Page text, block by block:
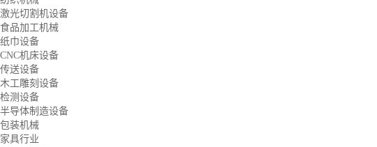
激光切割机设备
食品加工机械
纸巾设备
CNC机床设备
传送设备
木工雕刻设备
检测设备
半导体制造设备
包装机械
家具行业